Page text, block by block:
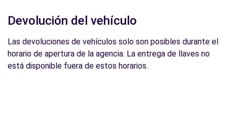
Devolución del vehículo
Las devoluciones de vehículos solo son posibles durante el
horario de apertura de la agencia. La entrega de llaves no
está disponible fuera de estos horarios.